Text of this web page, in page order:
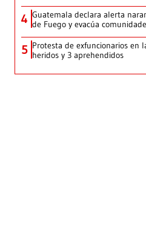
4 Guatemala declara alerta
de Fuego y evacúa
5 Protesta de exfuncionarios en
heridos y 3 aprehendidos